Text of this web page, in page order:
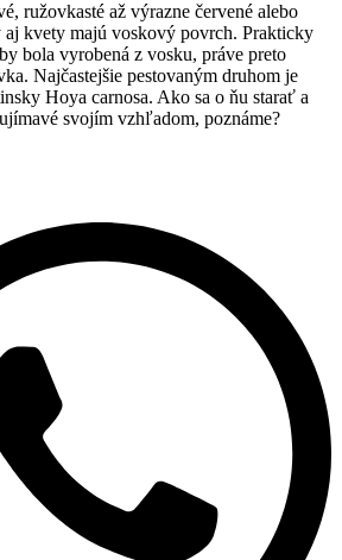
ružovkasté až výrazne červené alebo
aj kvety majú voskový povrch. Prakticky
bola vyrobená z vosku, práve preto
Najčastejšie pestovaným druhom je
Hoya carnosa. Ako sa o ňu starať a
svojím vzhľadom, poznáme?